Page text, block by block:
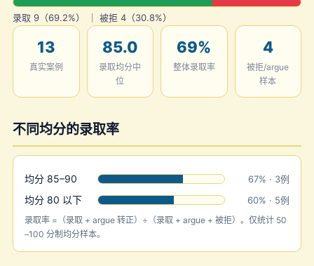
录取 9（69.2%） ｜ 被拒 4（30.8%）
13
真实案例
85.0
录取均分中
位
69%
整体录取率
4
被拒/argue
样本
不同均分的录取率
均分 85–90 67% · 3例
均分 80 以下 60% · 5例
录取率 =（录取 + argue 转正）÷（录取 + argue + 被拒）。仅统计 50
–100 分制均分样本。